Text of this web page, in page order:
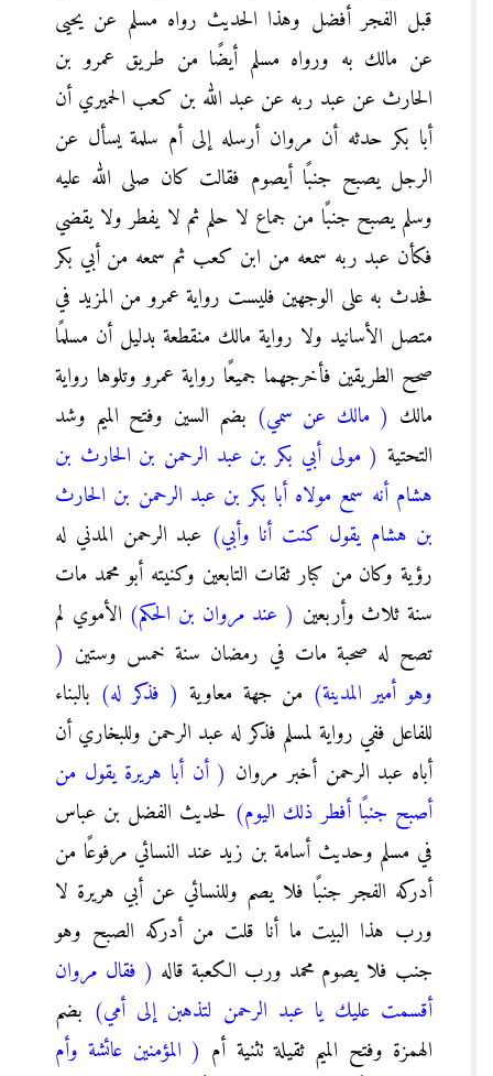
قبل الفجر أفضل وهذا الحديث رواه مسلم عن يحيى
عن مالك به ورواه مسلم أيضًا من طريق عمرو بن
الحارث عن عبد ربه عن عبد الله بن كعب الحميري أن
أبا بكر حدثه أن مروان أرسله إلى أم سلمة يسأل عن
الرجل يصبح جنبًا أيصوم فقالت كان صلى الله عليه
وسلم يصبح جنبًا من جماع لا حلم ثم لا يفطر ولا يقضي
فكأن عبد ربه سمعه من ابن كعب ثم سمعه من أبي بكر
فحدث به على الوجهين فليست رواية عمرو من المزيد في
متصل الأسانيد ولا رواية مالك منقطعة بدليل أن مسلمًا
صحح الطريقين فأخرجهما جميعًا رواية عمرو وتلوها رواية
مالك ( مالك عن سمي) بضم السين وفتح الميم وشد
التحتية ( مولى أبي بكر بن عبد الرحمن بن الحارث بن
هشام أنه سمع مولاه أبا بكر بن عبد الرحمن بن الحارث
بن هشام يقول كنت أنا وأبي) عبد الرحمن المدني له
رؤية وكان من كبار ثقات التابعين وكنيته أبو محمد مات
سنة ثلاث وأربعين ( عند مروان بن الحكم) الأموي لم
تصح له صحبة مات في رمضان سنة خمس وستين (
وهو أمير المدينة) من جهة معاوية ( فذكر له) بالبناء
للفاعل ففي رواية لمسلم فذكر له عبد الرحمن وللبخاري أن
أباه عبد الرحمن أخبر مروان ( أن أبا هريرة يقول من
أصبح جنبًا أفطر ذلك اليوم) لحديث الفضل بن عباس
في مسلم وحديث أسامة بن زيد عند النسائي مرفوعًا من
أدركه الفجر جنبًا فلا يصم وللنسائي عن أبي هريرة لا
ورب هذا البيت ما أنا قلت من أدركه الصبح وهو
جنب فلا يصوم محمد ورب الكعبة قاله ( فقال مروان
أقسمت عليك يا عبد الرحمن لتذهبن إلى أمي) بضم
الهمزة وفتح الميم ثقيلة تثنية أم ( المؤمنين عائشة وأم